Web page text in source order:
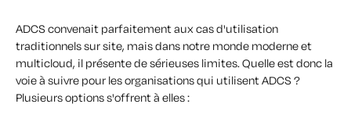
ADCS convenait parfaitement aux cas d'utilisation
traditionnels sur site, mais dans notre monde moderne et
multicloud, il présente de sérieuses limites. Quelle est donc la
voie à suivre pour les organisations qui utilisent ADCS ?
Plusieurs options s'offrent à elles :